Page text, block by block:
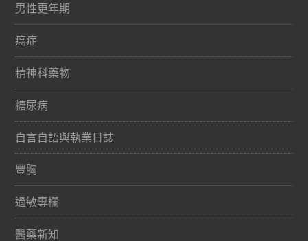
男性更年期
癌症
精神科藥物
糖尿病
自言自語與執業日誌
豐胸
過敏專欄
醫藥新知